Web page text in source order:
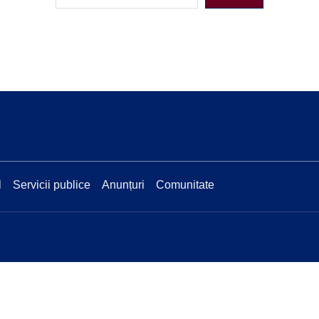
Servicii publice Anunțuri Comunitate